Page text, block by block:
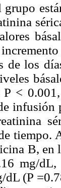
grupo
de los
<
infusión
tiempo.
B, en
mg/
dL (P